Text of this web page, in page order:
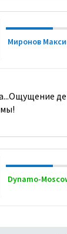
Миронов
Dynamo-